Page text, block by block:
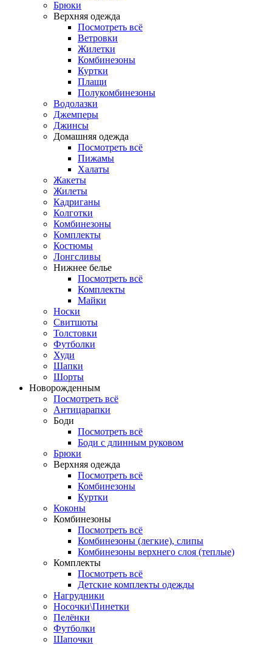
Брюки
Верхняя одежда
Посмотреть всё
Ветровки
Жилетки
Комбинезоны
Куртки
Плащи
Полукомбинезоны
Водолазки
Джемперы
Джинсы
Домашняя одежда
Посмотреть всё
Пижамы
Халаты
Жакеты
Жилеты
Кадриганы
Колготки
Комбинезоны
Комплекты
Костюмы
Лонгсливы
Нижнее белье
Посмотреть всё
Комплекты
Майки
Носки
Свитшоты
Толстовки
Футболки
Худи
Шапки
Шорты
Новорожденным
Посмотреть всё
Антицарапки
Боди
Посмотреть всё
Боди с длинным руковом
Брюки
Верхняя одежда
Посмотреть всё
Комбинезоны
Куртки
Коконы
Комбинезоны
Посмотреть всё
Комбинезоны (легкие), слипы
Комбинезоны верхнего слоя (теплые)
Комплекты
Посмотреть всё
Детские комплекты одежды
Нагрудники
Носочки\Пинетки
Пелёнки
Футболки
Шапочки